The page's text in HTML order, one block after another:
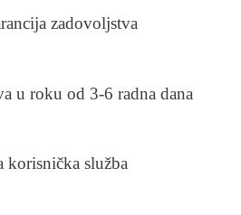
zadovoljstva
u roku od 3-6 radna dana
korisnička služba